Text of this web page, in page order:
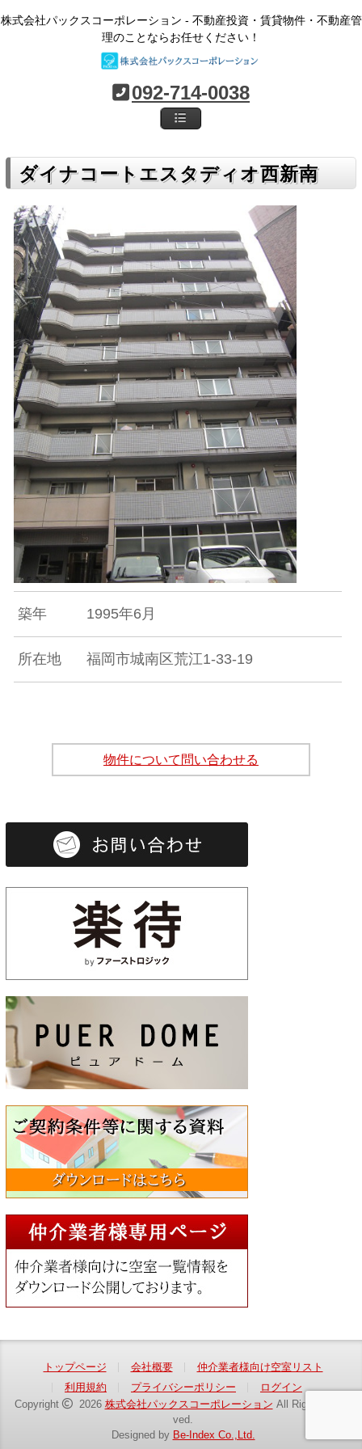
株式会社パックスコーポレーション - 不動産投資・賃貸物件・不動産管
理のことならお任せください！
092-714-0038
ダイナコートエスタディオ西新南
築年 1995年6月
所在地 福岡市城南区荒江1-33-19
物件について問い合わせる
トップページ 会社概要
仲介業者様向け空室リスト
利用規約
プライバシーポリシー
ログイン
Copyright
2026 株式会社パックスコーポレーション All Rights Reser
ved.
Designed by Be-Index Co.,Ltd.